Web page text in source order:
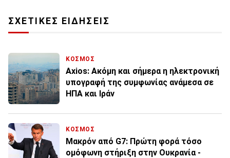
ΣΧΕΤΙΚΕΣ ΕΙΔΗΣΕΙΣ
ΚΟΣΜΟΣ
Axios: Ακόμη και σήμερα η ηλεκτρονική
υπογραφή της συμφωνίας ανάμεσα σε
ΗΠΑ και Ιράν
ΚΟΣΜΟΣ
Μακρόν από G7: Πρώτη φορά τόσο
ομόφωνη στήριξη στην Ουκρανία -